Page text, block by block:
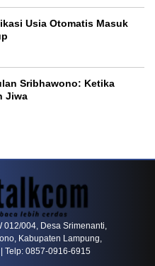
Usia Otomatis Masuk
Sribhawono: Ketika
Jiwa
Evolusi Game Meja Digital
004, Desa Srimenanti,
Kabupaten Lampung,
Telp: 0857-0916-6915